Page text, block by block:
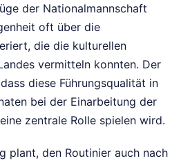
der Nationalmannschaft
oft über die
die die kulturellen
vermitteln konnten. Der
diese Führungsqualität in
bei der Einarbeitung der
zentrale Rolle spielen wird.
plant, den Routinier auch nach